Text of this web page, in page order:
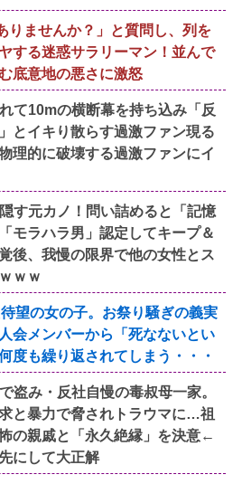
りませんか？」と質問し、列を
する迷惑サラリーマン！並んで
底意地の悪さに激怒
て10mの横断幕を持ち込み「反
とイキり散らす過激ファン現る
理的に破壊する過激ファンにイ
す元カノ！問い詰めると「記憶
モラハラ男」認定してキープ＆
後、我慢の限界で他の女性とス
ｗｗ
望の女の子。お祭り騒ぎの義実
会メンバーから「死なないとい
度も繰り返されてしまう・・・
盗み・反社自慢の毒叔母一家。
と暴力で脅されトラウマに…祖
の親戚と「永久絶縁」を決意←
にして大正解